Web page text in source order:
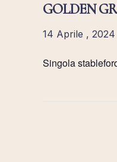
GOLDEN
14 Aprile , 2024
Singola